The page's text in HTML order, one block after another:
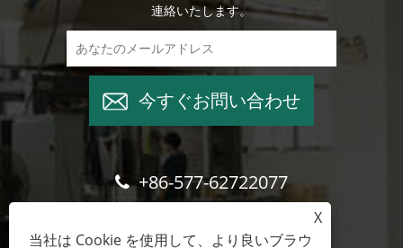
連絡いたします。
今すぐお問い合わせ
+86-577-62722077
X
当社は Cookie を使用して、より良いブラウ